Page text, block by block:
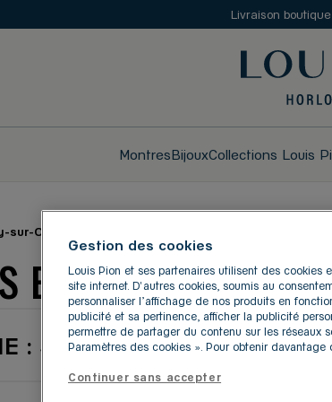
Livraison
MontresBijouxCollections Louis
sur-Orge
BOUTIQUES
: JUVISY-SUR-ORGE
Continuer sans accepter
Gestion des cookies
Louis Pion et ses partenaires utilisent des cookies
site internet. D'autres cookies, soumis au
personnaliser l’affichage de nos produits en
publicité et sa pertinence, afficher la publicité
permettre de partager du contenu sur les réseaux
Paramètres des cookies ». Pour obtenir